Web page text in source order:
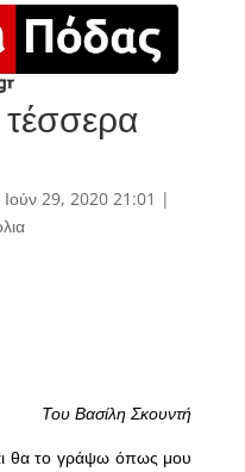
Ιούν 29, 2020 21:01 |
Του Βασίλη Σκουντή
θα το γράψω όπως μου